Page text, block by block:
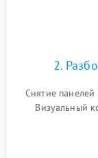
2.
Снятие
Визуальный
захвата,